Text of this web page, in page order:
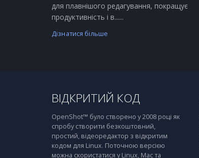
для плавнішого редагування, покращує
продуктивність і в......
Дізнатися більше
ВІДКРИТИЙ КОД
OpenShot™ було створено у 2008 році як
спробу створити безкоштовний,
простий, відеоредактор з відкритим
кодом для Linux. Поточною версією
можна скористатися у Linux, Mac та